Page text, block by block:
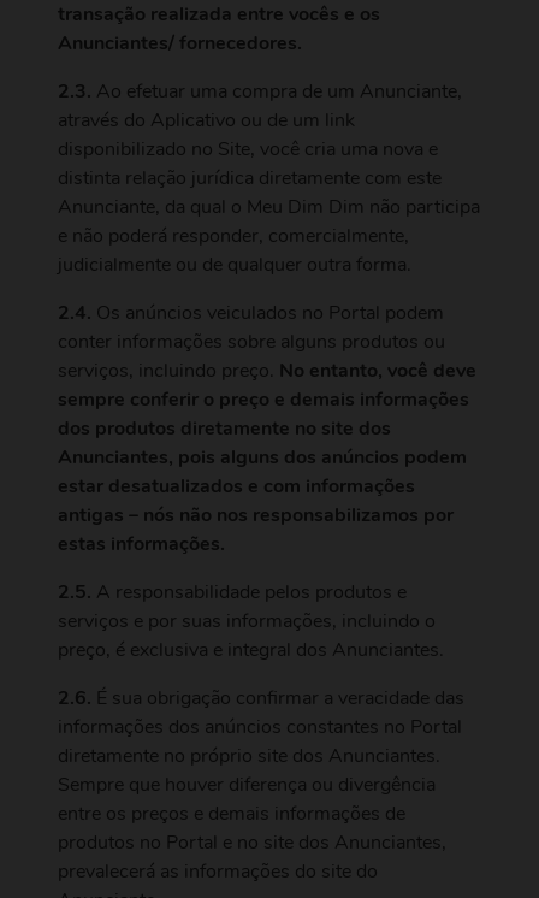
transação realizada entre vocês e os
Anunciantes/ fornecedores.
2.3. Ao efetuar uma compra de um Anunciante,
através do Aplicativo ou de um link
disponibilizado no Site, você cria uma nova e
distinta relação jurídica diretamente com este
Anunciante, da qual o Meu Dim Dim não participa
e não poderá responder, comercialmente,
judicialmente ou de qualquer outra forma.
2.4. Os anúncios veiculados no Portal podem
conter informações sobre alguns produtos ou
serviços, incluindo preço. No entanto, você deve
sempre conferir o preço e demais informações
dos produtos diretamente no site dos
Anunciantes, pois alguns dos anúncios podem
estar desatualizados e com informações
antigas – nós não nos responsabilizamos por
estas informações.
2.5. A responsabilidade pelos produtos e
serviços e por suas informações, incluindo o
preço, é exclusiva e integral dos Anunciantes.
2.6. É sua obrigação confirmar a veracidade das
informações dos anúncios constantes no Portal
diretamente no próprio site dos Anunciantes.
Sempre que houver diferença ou divergência
entre os preços e demais informações de
produtos no Portal e no site dos Anunciantes,
prevalecerá as informações do site do